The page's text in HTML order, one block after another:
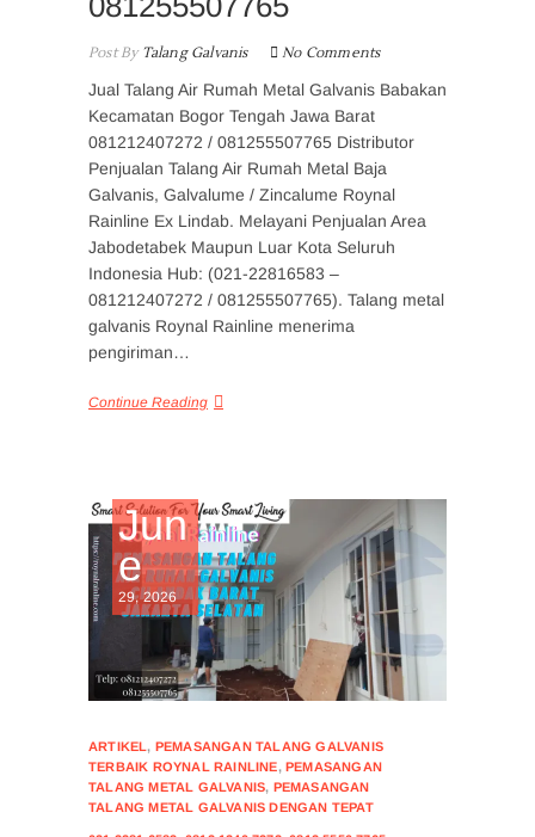
Post ByTalang Galvanis No Comments
Jual Talang Air Rumah Metal Galvanis Babakan
Kecamatan Bogor Tengah Jawa Barat
081212407272 / 081255507765 Distributor
Penjualan Talang Air Rumah Metal Baja
Galvanis, Galvalume / Zincalume Roynal
Rainline Ex Lindab. Melayani Penjualan Area
Jabodetabek Maupun Luar Kota Seluruh
Indonesia Hub: (021-22816583 –
081212407272 / 081255507765). Talang metal
galvanis Roynal Rainline menerima
pengiriman…
Continue Reading
Jun
e
29, 2026
ARTIKEL, PEMASANGAN TALANG GALVANIS
TERBAIK ROYNAL RAINLINE,PEMASANGAN
TALANG METAL GALVANIS, PEMASANGAN
TALANG METAL GALVANIS DENGAN TEPAT